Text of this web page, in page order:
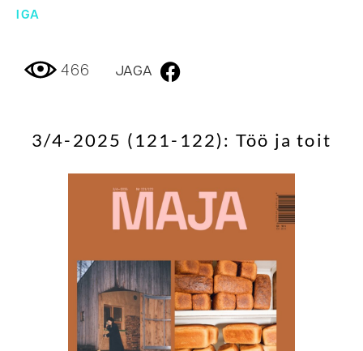
IGA
466 JAGA
3/4-2025 (121-122): Töö ja toit